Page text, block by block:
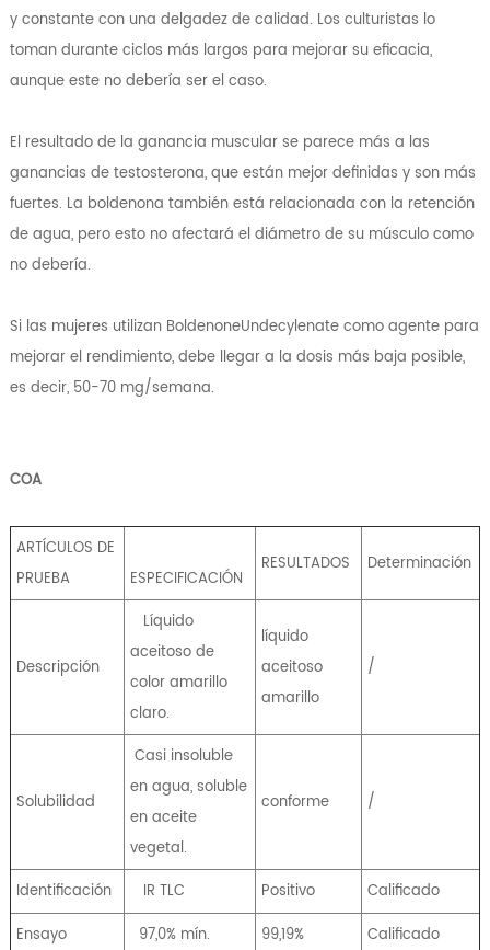
y constante con una delgadez de calidad. Los culturistas lo
toman durante ciclos más largos para mejorar su eficacia,
aunque este no debería ser el caso.
El resultado de la ganancia muscular se parece más a las
ganancias de testosterona, que están mejor definidas y son más
fuertes. La boldenona también está relacionada con la retención
de agua, pero esto no afectará el diámetro de su músculo como
no debería.
Si las mujeres utilizan BoldenoneUndecylenate como agente para
mejorar el rendimiento, debe llegar a la dosis más baja posible,
es decir, 50-70 mg/semana.
COA
ARTÍCULOS DE
PRUEBA
ESPECIFICACIÓN
RESULTADOS Determinación
Descripción
Líquido
aceitoso de
color amarillo
claro.
líquido
aceitoso
amarillo
/
Solubilidad
Casi insoluble
en agua, soluble
en aceite
vegetal.
conforme /
Identificación IR TLC Positivo
Calificado
Ensayo
97,0% mín. 99,19%
Calificado